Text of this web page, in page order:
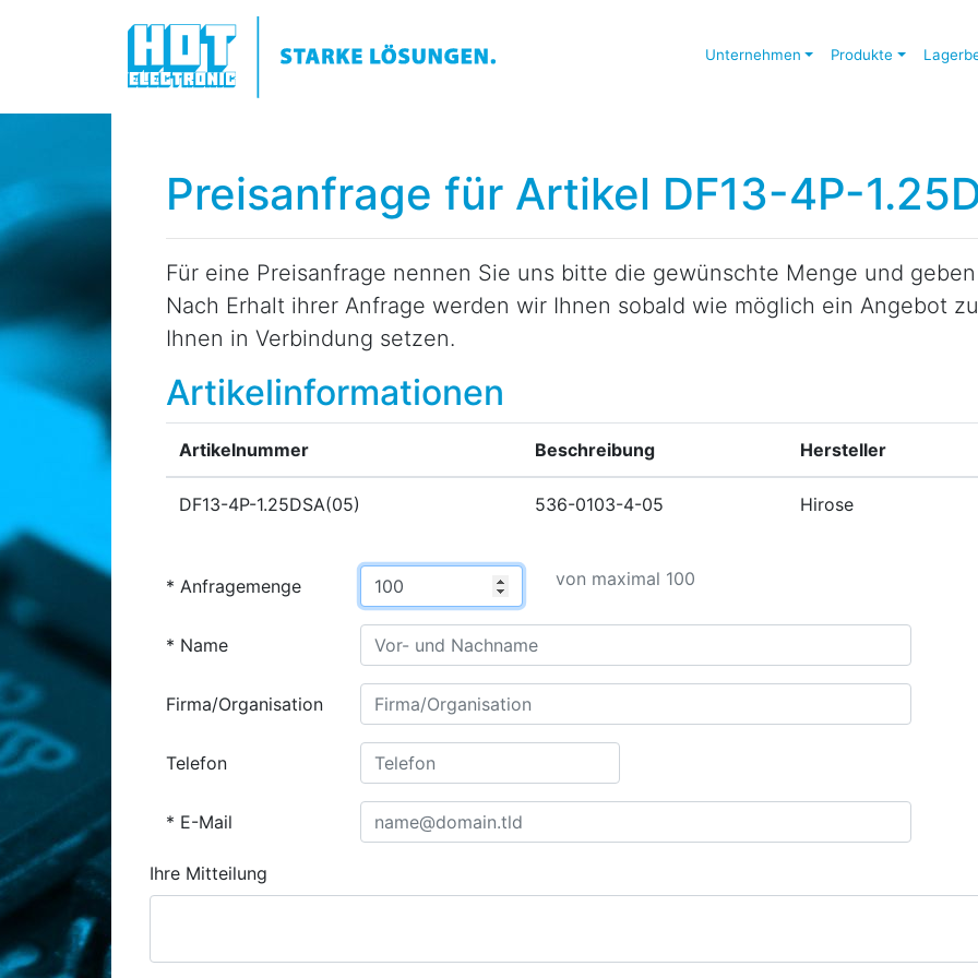
Unternehmen Produkte
Preisanfrage für Artikel DF13-4P-
Für eine Preisanfrage nennen Sie uns bitte die gewünschte Menge und
Nach Erhalt ihrer Anfrage werden wir Ihnen sobald wie möglich ein Angebot
Ihnen in Verbindung setzen.
Artikelinformationen
Artikelnummer Beschreibung Hersteller
DF13-4P-1.25DSA(05) 536-0103-4-05 Hirose
Anfragemenge von maximal 100
Name
Firma/Organisation
Telefon
E-Mail
Ihre Mitteilung